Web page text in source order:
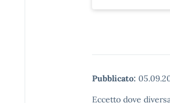
Pubblicato:
Eccetto dove